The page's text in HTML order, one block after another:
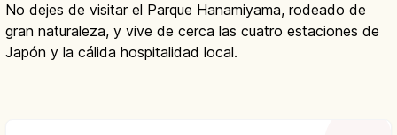
No dejes de visitar el Parque Hanamiyama, rodeado de
gran naturaleza, y vive de cerca las cuatro estaciones de
Japón y la cálida hospitalidad local.